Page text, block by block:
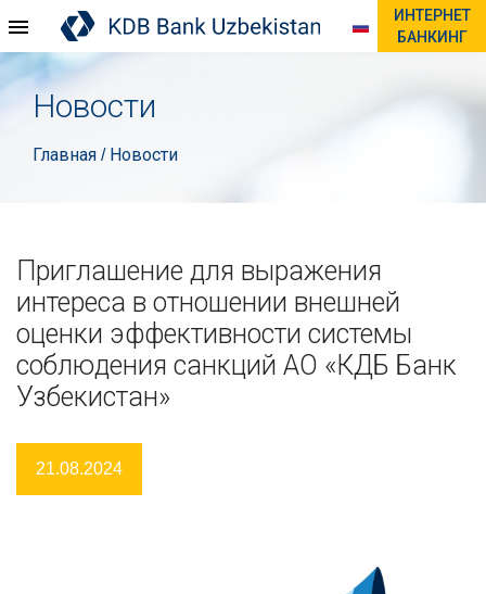
ИНТЕРНЕТ
БАНКИНГ
Новости
Главная / Новости
Приглашение для выражения
интереса в отношении внешней
оценки эффективности системы
соблюдения санкций АО «КДБ Банк
Узбекистан»
21.08.2024